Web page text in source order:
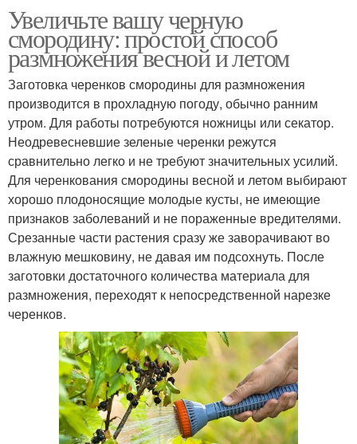
Увеличьте вашу черную
смородину: простой способ
размножения весной и летом
Заготовка черенков смородины для размножения
производится в прохладную погоду, обычно ранним
утром. Для работы потребуются ножницы или секатор.
Неодревесневшие зеленые черенки режутся
сравнительно легко и не требуют значительных усилий.
Для черенкования смородины весной и летом выбирают
хорошо плодоносящие молодые кусты, не имеющие
признаков заболеваний и не пораженные вредителями.
Срезанные части растения сразу же заворачивают во
влажную мешковину, не давая им подсохнуть. После
заготовки достаточного количества материала для
размножения, переходят к непосредственной нарезке
черенков.